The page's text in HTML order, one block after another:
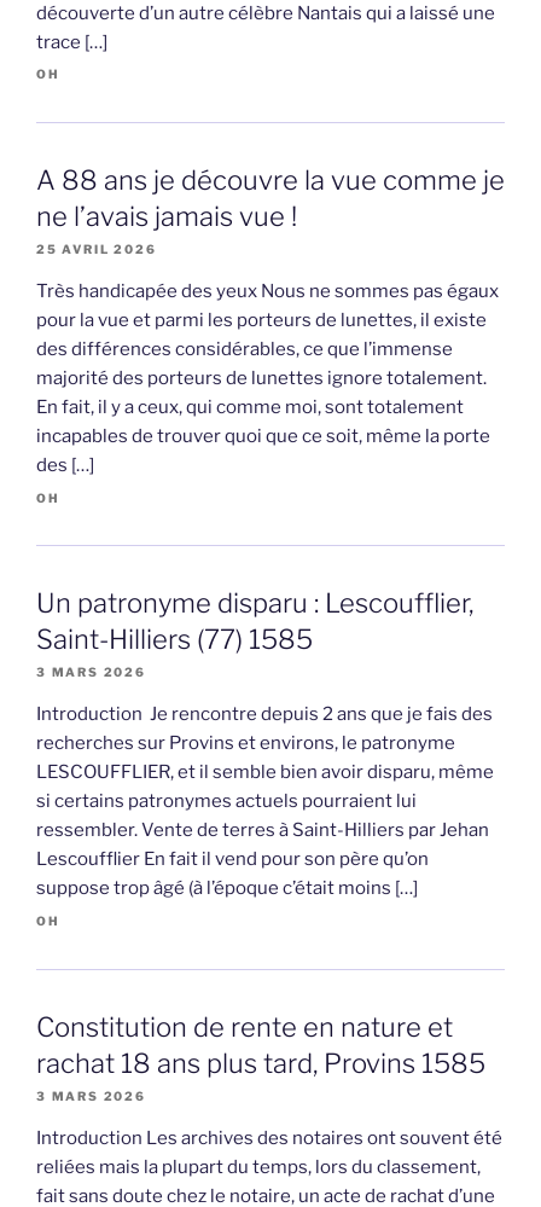
découverte d’un autre célèbre Nantais qui a laissé une
trace […]
OH
A 88 ans je découvre la vue comme je
ne l’avais jamais vue !
25 AVRIL 2026
Très handicapée des yeux Nous ne sommes pas égaux
pour la vue et parmi les porteurs de lunettes, il existe
des différences considérables, ce que l’immense
majorité des porteurs de lunettes ignore totalement.
En fait, il y a ceux, qui comme moi, sont totalement
incapables de trouver quoi que ce soit, même la porte
des […]
OH
Un patronyme disparu : Lescoufflier,
Saint-Hilliers (77) 1585
3 MARS 2026
Introduction Je rencontre depuis 2 ans que je fais des
recherches sur Provins et environs, le patronyme
LESCOUFFLIER, et il semble bien avoir disparu, même
si certains patronymes actuels pourraient lui
ressembler. Vente de terres à Saint-Hilliers par Jehan
Lescoufflier En fait il vend pour son père qu’on
suppose trop âgé (à l’époque c’était moins […]
OH
Constitution de rente en nature et
rachat 18 ans plus tard, Provins 1585
3 MARS 2026
Introduction Les archives des notaires ont souvent été
reliées mais la plupart du temps, lors du classement,
fait sans doute chez le notaire, un acte de rachat d’une